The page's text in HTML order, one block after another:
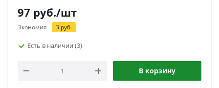
97 руб./шт
Экономия 3 руб.
Есть в наличии (3)
В корзину